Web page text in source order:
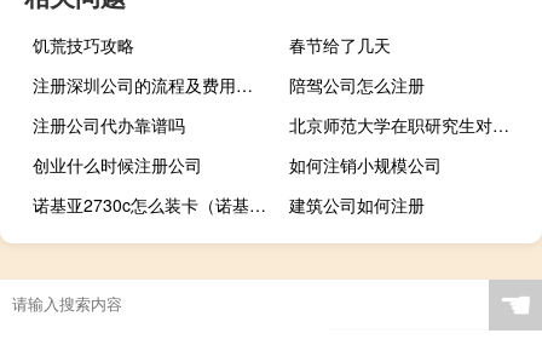
饥荒技巧攻略
春节给了几天
注册深圳公司的流程及费用标准
陪驾公司怎么注册
注册公司代办靠谱吗
北京师范大学在职研究生对毕业年限有要求吗
创业什么时候注册公司
如何注销小规模公司
诺基亚2730c怎么装卡（诺基亚2730）
建筑公司如何注册
☚